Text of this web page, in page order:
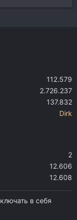
112.579
2.726.237
137.832
Dirk
2
12.606
12.608
в себя